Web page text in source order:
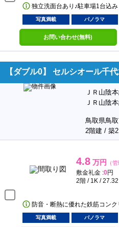
独立洗面台あり♪駐車場1台込み
写真満載 パノラマ
お問い合わせ(無料)
【ダブル0】 セルシオール千
ＪＲ山陰
ＪＲ山陰
鳥取県鳥
2階建 / 築
4.8 万円 （
敷金礼金 :0円
2階 / 1K / 27.32
防音・断熱に優れた鉄筋コンク
写真満載 パノラマ